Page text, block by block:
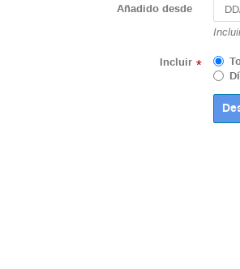
Añadido desde
Incluir *